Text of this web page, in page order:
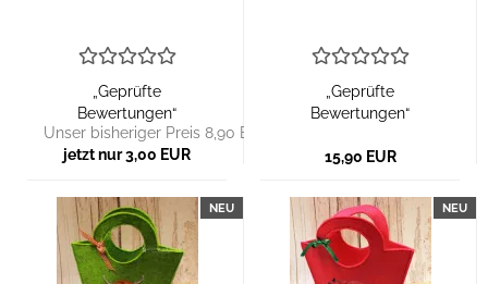
„Geprüfte
Bewertungen“
Unser bisheriger Preis 8,90 EUR
jetzt nur 3,00 EUR
„Geprüfte
Bewertungen“
15,90 EUR
NEU NEU